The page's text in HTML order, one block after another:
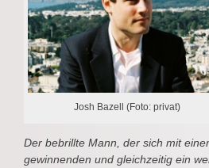
Josh Bazell (Foto: privat)
Der bebrillte Mann, der sich mit
gewinnenden und gleichzeitig ein